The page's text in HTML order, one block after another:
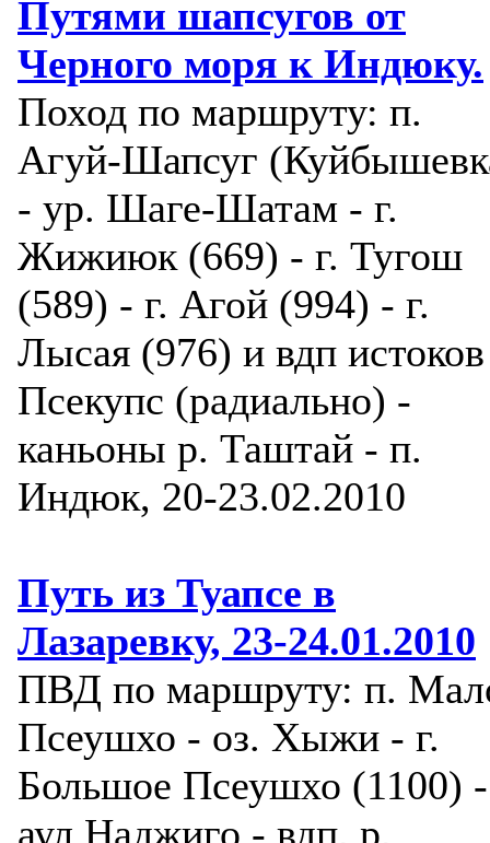
Путями шапсугов от
Черного моря к Индюку.
Поход по маршруту: п.
Агуй-Шапсуг
- ур. Шаге-Шатам - г.
Жижиюк (669) - г. Тугош
(589) - г. Агой (994) - г.
Лысая (976) и вдп
Псекупс (радиально) -
каньоны р. Таштай - п.
Индюк, 20-23.02.2010
Путь из Туапсе в
Лазаревку, 23-24.01.2010
ПВД по маршруту: п.
Псеушхо - оз. Хыжи - г.
Большое Псеушхо (1100) -
аул Наджиго - вдп. р.